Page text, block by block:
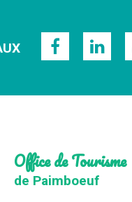
Office de Tourisme
de Paimboeuf